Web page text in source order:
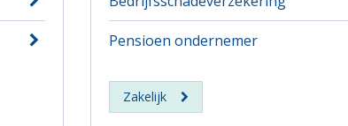
Pensioen ondernemer
Zakelijk